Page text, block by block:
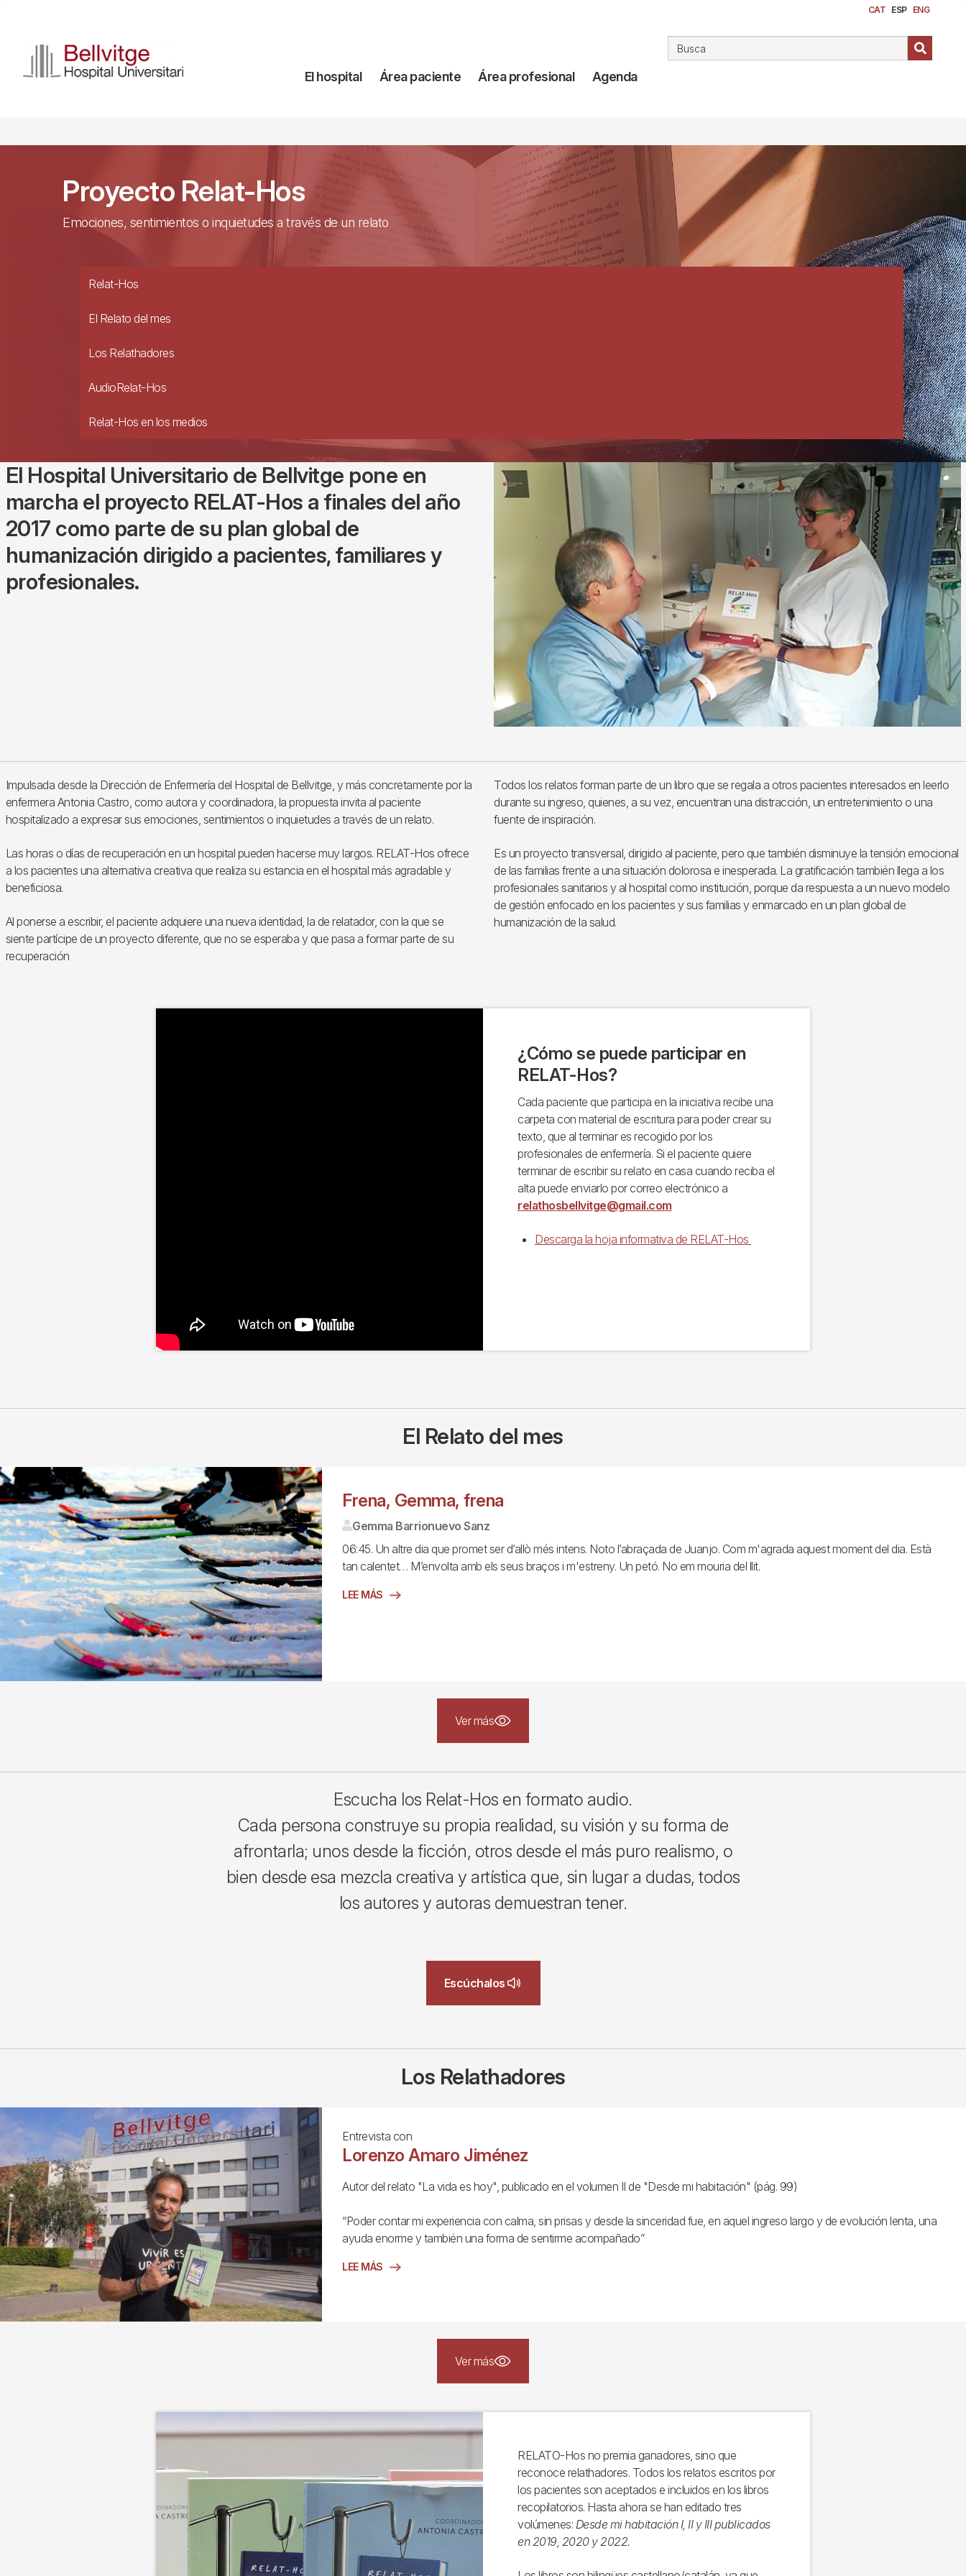
contenido
principal
CAT ESP ENG
Navegación
El hospital Área paciente Área profesional Agenda
Proyecto Relat-Hos
Emociones, sentimientos o inquietudes a través de un relato
Relat-Hos
El Relato del mes
Los Relathadores
AudioRelat-Hos
Relat-Hos en los medios
El Hospital Universitario de Bellvitge pone en
marcha el proyecto RELAT-Hos a finales del año
2017 como parte de su plan global de
humanización dirigido a pacientes, familiares y
profesionales.
Impulsada desde la Dirección de Enfermería del Hospital de Bellvitge, y más concretamente por la
enfermera Antonia Castro, como autora y coordinadora, la propuesta invita al paciente
hospitalizado a expresar sus emociones, sentimientos o inquietudes a través de un relato.
Las horas o días de recuperación en un hospital pueden hacerse muy largos. RELAT-Hos ofrece
a los pacientes una alternativa creativa que realiza su estancia en el hospital más agradable y
beneficiosa.
Al ponerse a escribir, el paciente adquiere una nueva identidad, la de relatador, con la que se
siente partícipe de un proyecto diferente, que no se esperaba y que pasa a formar parte de su
recuperación
Todos los relatos forman parte de un libro que se regala a otros pacientes interesados ​​en leerlo
durante su ingreso, quienes, a su vez, encuentran una distracción, un entretenimiento o una
fuente de inspiración.
Es un proyecto transversal, dirigido al paciente, pero que también disminuye la tensión emocional
de las familias frente a una situación dolorosa e inesperada. La gratificación también llega a los
profesionales sanitarios y al hospital como institución, porque da respuesta a un nuevo modelo
de gestión enfocado en los pacientes y sus familias y enmarcado en un plan global de
humanización de la salud.
¿Cómo se puede participar en
RELAT-Hos?
Cada paciente que participa en la iniciativa recibe una
carpeta con material de escritura para poder crear su
texto, que al terminar es recogido por los
profesionales de enfermería. Si el paciente quiere
terminar de escribir su relato en casa cuando reciba el
alta puede enviarlo por correo electrónico a
relathosbellvitge@gmail.com
Descarga la hoja informativa de RELAT-Hos
El Relato del mes
Frena, Gemma, frena
Gemma Barrionuevo Sanz
06:45. Un altre dia que promet ser d’allò més intens. Noto l’abraçada de Juanjo. Com m'agrada aquest moment del dia. Està
tan calentet… M’envolta amb els seus braços i m'estreny. Un petó. No em mouria del llit.
LEE MÁS
Ver más
Escucha los Relat-Hos en formato audio.
Cada persona construye su propia realidad, su visión y su forma de
afrontarla; unos desde la ficción, otros desde el más puro realismo, o
bien desde esa mezcla creativa y artística que, sin lugar a dudas, todos
los autores y autoras demuestran tener.
Escúchalos
Los Relathadores
Entrevista con
Lorenzo Amaro Jiménez
Autor del relato "La vida es hoy", publicado en el volumen II de "Desde mi habitación" (pág. 99)
“Poder contar mi experiencia con calma, sin prisas y desde la sinceridad fue, en aquel ingreso largo y de evolución lenta, una
ayuda enorme y también una forma de sentirme acompañado”
LEE MÁS
Ver más
Imagen
RELATO-Hos no premia ganadores, sino que
reconoce relathadores. Todos los relatos escritos por
los pacientes son aceptados e incluidos en los libros
recopilatorios. Hasta ahora se han editado tres
volúmenes: Desde mi habitación I, II y III publicados
en 2019, 2020 y 2022.